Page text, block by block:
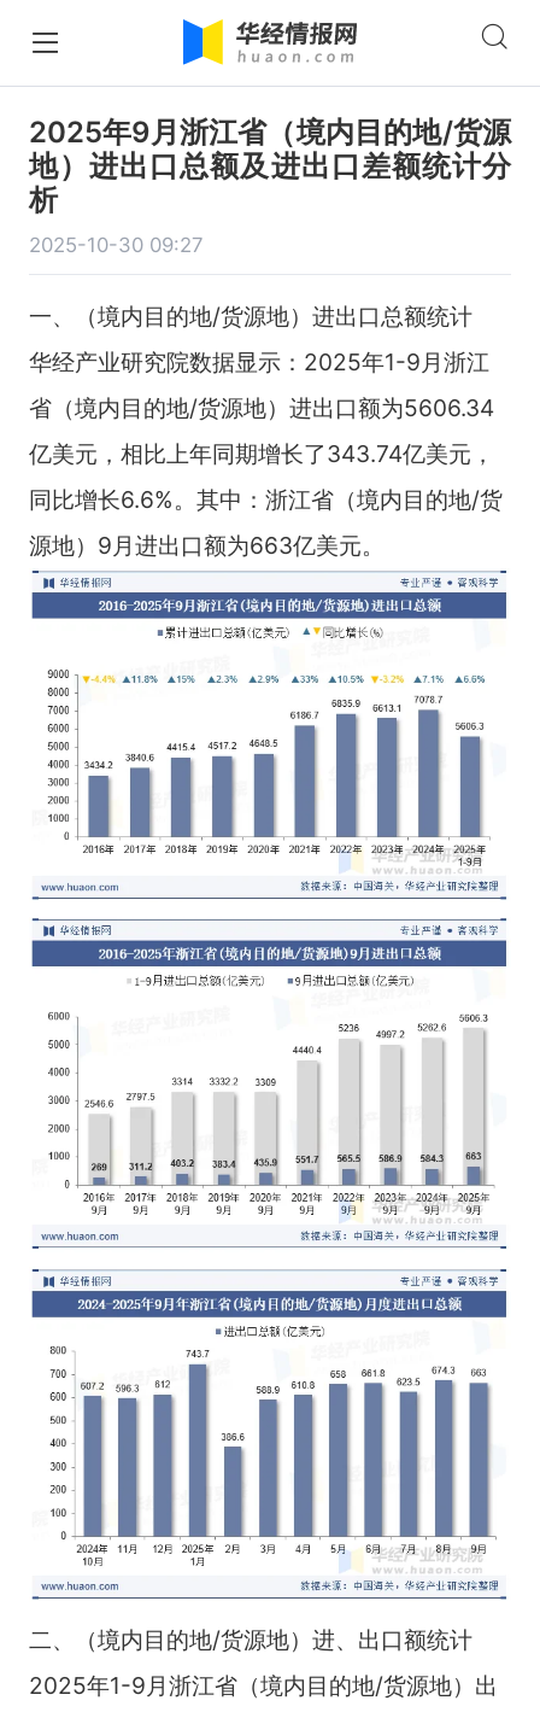
2025年9月浙江省（境内目的地/货源
地）进出口总额及进出口差额统计分
析
2025-10-30 09:27
一、（境内目的地/货源地）进出口总额统计
华经产业研究院数据显示：2025年1-9月浙江
省（境内目的地/货源地）进出口额为5606.34
亿美元，相比上年同期增长了343.74亿美元，
同比增长6.6%。其中：浙江省（境内目的地/货
源地）9月进出口额为663亿美元。
二、（境内目的地/货源地）进、出口额统计
2025年1-9月浙江省（境内目的地/货源地）出